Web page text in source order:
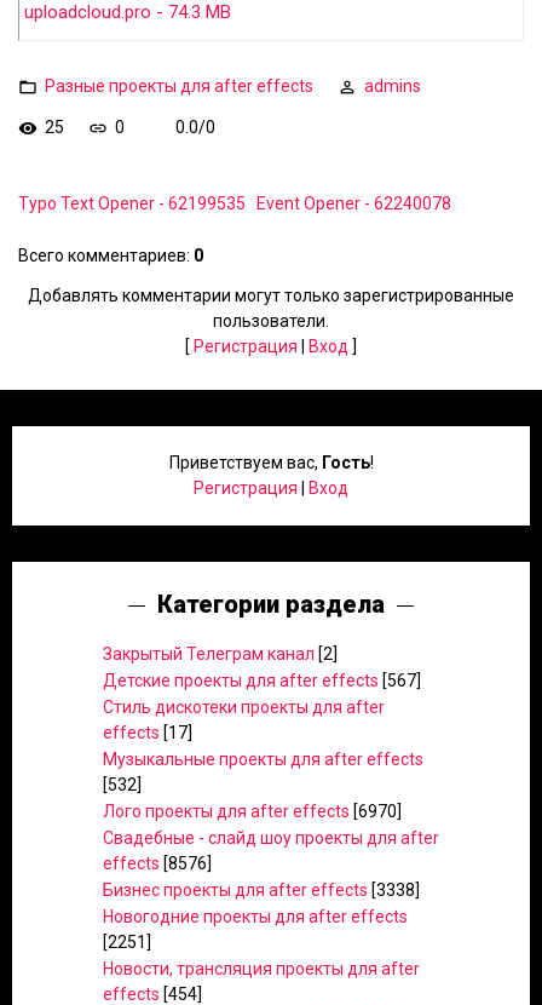
uploadcloud.pro - 74.3 MB
Разные проекты для after effects admins
25 0 0.0/0
Typo Text Opener - 62199535 Event Opener - 62240078
Всего комментариев: 0
Добавлять комментарии могут только зарегистрированные
пользователи.
[ Регистрация Вход ]
Приветствуем вас, Гость!
Регистрация
Вход
Категории раздела
Закрытый Телеграм канал [2]
Детские проекты для after effects [567]
Стиль дискотеки проекты для after
effects [17]
Музыкальные проекты для after effects
[532]
Лого проекты для after effects [6970]
Свадебные - слайд шоу проекты для after
effects [8576]
Бизнес проекты для after effects [3338]
Новогодние проекты для after effects
[2251]
Новости, трансляция проекты для after
effects [454]